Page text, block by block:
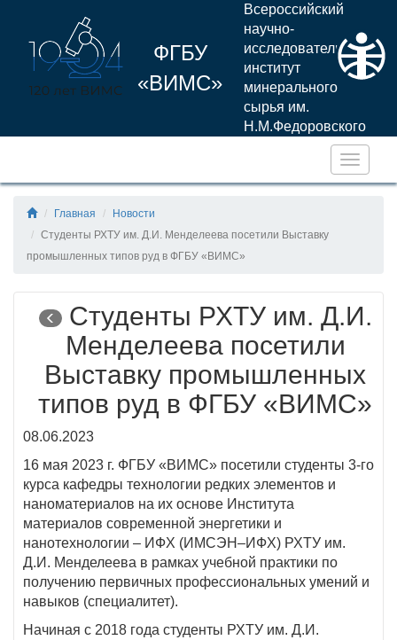
ФГБУ
«ВИМС»
Всероссийский
научно-
исследовательский
институт
минерального
сырья им.
Н.М.Федоровского
Главная
Новости
Студенты РХТУ им. Д.И. Менделеева посетили Выставку
промышленных типов руд в ФГБУ «ВИМС»
Студенты РХТУ им. Д.И.
Менделеева посетили
Выставку промышленных
типов руд в ФГБУ «ВИМС»
08.06.2023
16 мая 2023 г. ФГБУ «ВИМС» посетили студенты 3-го
курса кафедры технологии редких элементов и
наноматериалов на их основе Института
материалов современной энергетики и
нанотехнологии – ИФХ (ИМСЭН–ИФХ) РХТУ им.
Д.И. Менделеева в рамках учебной практики по
получению первичных профессиональных умений и
навыков (специалитет).
Начиная с 2018 года студенты РХТУ им. Д.И.